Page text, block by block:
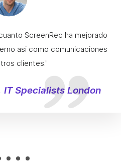
ScreenRec ha mejorado
asi como comunicaciones
clientes."
IT Specialists London